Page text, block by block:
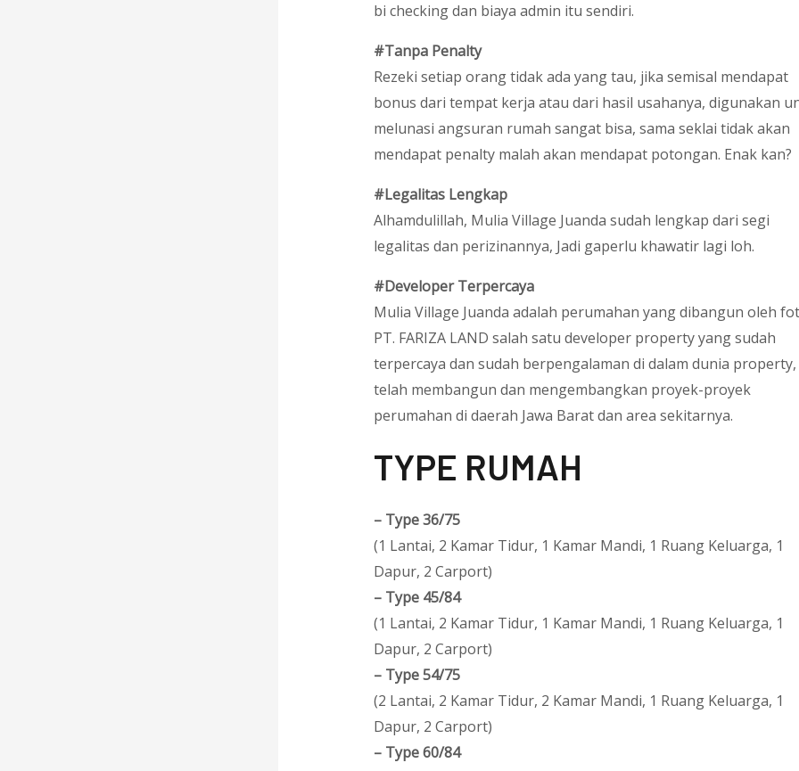
bi checking dan biaya admin itu sendiri.
#Tanpa Penalty
Rezeki setiap orang tidak ada yang tau, jika semisal mendapat
bonus dari tempat kerja atau dari hasil usahanya, digunakan
melunasi angsuran rumah sangat bisa, sama seklai tidak akan
mendapat penalty malah akan mendapat potongan. Enak kan?
#Legalitas Lengkap
Alhamdulillah, Mulia Village Juanda sudah lengkap dari segi
legalitas dan perizinannya, Jadi gaperlu khawatir lagi loh.
#Developer Terpercaya
Mulia Village Juanda adalah perumahan yang dibangun oleh
PT. FARIZA LAND salah satu developer property yang sudah
terpercaya dan sudah berpengalaman di dalam dunia property,
telah membangun dan mengembangkan proyek-proyek
perumahan di daerah Jawa Barat dan area sekitarnya.
TYPE RUMAH
– Type 36/75
(1 Lantai, 2 Kamar Tidur, 1 Kamar Mandi, 1 Ruang Keluarga, 1
Dapur, 2 Carport)
– Type 45/84
(1 Lantai, 2 Kamar Tidur, 1 Kamar Mandi, 1 Ruang Keluarga, 1
Dapur, 2 Carport)
– Type 54/75
(2 Lantai, 2 Kamar Tidur, 2 Kamar Mandi, 1 Ruang Keluarga, 1
Dapur, 2 Carport)
– Type 60/84